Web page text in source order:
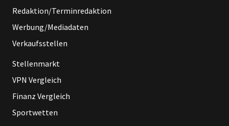
Redaktion/Terminredaktion
Werbung/Mediadaten
Verkaufsstellen
Stellenmarkt
VPN Vergleich
Finanz Vergleich
Sportwetten